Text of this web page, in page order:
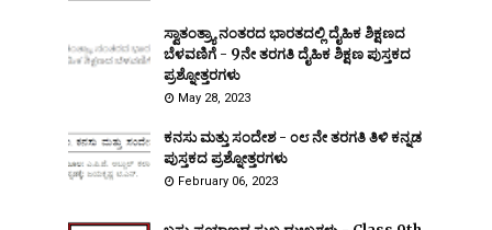
ಸ್ವಾತಂತ್ರ್ಯಾ ನಂತರದ ಭಾರತದಲ್ಲಿ ದೈಹಿಕ ಶಿಕ್ಷಣದ
ಬೆಳವಣಿಗೆ - 9ನೇ ತರಗತಿ ದೈಹಿಕ ಶಿಕ್ಷಣ ಪುಸ್ತಕದ
ಪ್ರಶ್ನೋತ್ತರಗಳು
May 28, 2023
ಕನಸು ಮತ್ತು ಸಂದೇಶ - ೦೮ ನೇ ತರಗತಿ ತಿಳಿ ಕನ್ನಡ
ಪುಸ್ತಕದ ಪ್ರಶ್ನೋತ್ತರಗಳು
February 06, 2023